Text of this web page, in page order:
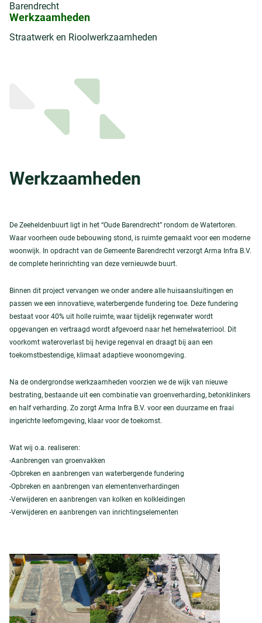
Barendrecht
Werkzaamheden
Straatwerk en Rioolwerkzaamheden
Werkzaamheden
De Zeeheldenbuurt ligt in het “Oude Barendrecht” rondom de Watertoren.
Waar voorheen oude bebouwing stond, is ruimte gemaakt voor een moderne
woonwijk. In opdracht van de Gemeente Barendrecht verzorgt Arma Infra B.V.
de complete herinrichting van deze vernieuwde buurt.
Binnen dit project vervangen we onder andere alle huisaansluitingen en
passen we een innovatieve, waterbergende fundering toe. Deze fundering
bestaat voor 40% uit holle ruimte, waar tijdelijk regenwater wordt
opgevangen en vertraagd wordt afgevoerd naar het hemelwaterriool. Dit
voorkomt wateroverlast bij hevige regenval en draagt bij aan een
toekomstbestendige, klimaat adaptieve woonomgeving.
Na de ondergrondse werkzaamheden voorzien we de wijk van nieuwe
bestrating, bestaande uit een combinatie van groenverharding, betonklinkers
en half verharding. Zo zorgt Arma Infra B.V. voor een duurzame en fraai
ingerichte leefomgeving, klaar voor de toekomst.
Wat wij o.a. realiseren:
-Aanbrengen van groenvakken
-Opbreken en aanbrengen van waterbergende fundering
-Opbreken en aanbrengen van elementenverhardingen
-Verwijderen en aanbrengen van kolken en kolkleidingen
-Verwijderen en aanbrengen van inrichtingselementen